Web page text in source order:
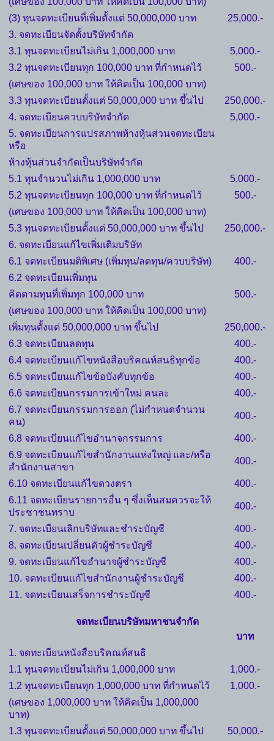
(3) ทุนจดทะเบียนที่เพิ่มตั้งแต่ 50,000,000 บาท
25,000.-
3. จดทะเบียนจัดตั้งบริษัทจำกัด
3.1 ทุนจดทะเบียนไม่เกิน 1,000,000 บาท
5,000.-
3.2 ทุนจดทะเบียนทุก 100,000 บาท ที่กำหนดไว้
500.-
(เศษของ 100,000 บาท ให้คิดเป็น 100,000 บาท)
3.3 ทุนจดทะเบียนตั้งแต่ 50,000,000 บาท ขึ้นไป
250,000.-
4. จดทะเบียนควบบริษัทจำกัด
5,000.-
5. จดทะเบียนการแปรสภาพห้างหุ้นส่วนจดทะเบียน
หรือ
ห้างหุ้นส่วนจำกัดเป็นบริษัทจำกัด
5.1 ทุนจำนวนไม่เกิน 1,000,000 บาท
5,000.-
5.2 ทุนจดทะเบียนทุก 100,000 บาท ที่กำหนดไว้
500.-
(เศษของ 100,000 บาท ให้คิดเป็น 100,000 บาท)
5.3 ทุนจดทะเบียนตั้งแต่ 50,000,000 บาท ขึ้นไป
250,000.-
6. จดทะเบียนแก้ไขเพิ่มเติมบริษัท
6.1 จดทะเบียนมติพิเศษ (เพิ่มทุน/ลดทุน/ควบบริษัท)
400.-
6.2 จดทะเบียนเพิ่มทุน
คิดตามทุนที่เพิ่มทุก 100,000 บาท
500.-
(เศษของ 100,000 บาท ให้คิดเป็น 100,000 บาท)
เพิ่มทุนตั้งแต่ 50,000,000 บาท ขึ้นไป
250,000.-
6.3 จดทะเบียนลดทุน
400.-
6.4 จดทะเบียนแก้ไขหนังสือบริคณห์สนธิทุกข้อ
400.-
6.5 จดทะเบียนแก้ไขข้อบังคับทุกข้อ
400.-
6.6 จดทะเบียนกรรมการเข้าใหม่ คนละ
400.-
6.7 จดทะเบียนกรรมการออก (ไม่กำหนดจำนวน
คน)
400.-
6.8 จดทะเบียนแก้ไขอำนาจกรรมการ
400.-
6.9 จดทะเบียนแก้ไขสำนักงานแห่งใหญ่ และ/หรือ
สำนักงานสาขา
400.-
6.10 จดทะเบียนแก้ไขดวงตรา
400.-
6.11 จดทะเบียนรายการอื่น ๆ ซึ่งเห็นสมควรจะให้
ประชาชนทราบ
400.-
7. จดทะเบียนเลิกบริษัทและชำระบัญชี
400.-
8. จดทะเบียนเปลี่ยนตัวผู้ชำระบัญชี
400.-
9. จดทะเบียนแก้ไขอำนาจผู้ชำระบัญชี
400.-
10. จดทะเบียนแก้ไขสำนักงานผู้ชำระบัญชี
400.-
11. จดทะเบียนเสร็จการชำระบัญชี
400.-
จดทะเบียนบริษัทมหาชนจำกัด
บาท
1. จดทะเบียนหนังสือบริคณห์สนธิ
1.1 ทุนจดทะเบียนไม่เกิน 1,000,000 บาท
1,000.-
1.2 ทุนจดทะเบียนทุก 1,000,000 บาท ที่กำหนดไว้
1,000.-
(เศษของ 1,000,000 บาท ให้คิดเป็น 1,000,000
บาท)
1.3 ทุนจดทะเบียนตั้งแต่ 50,000,000 บาท ขึ้นไป
50,000.-